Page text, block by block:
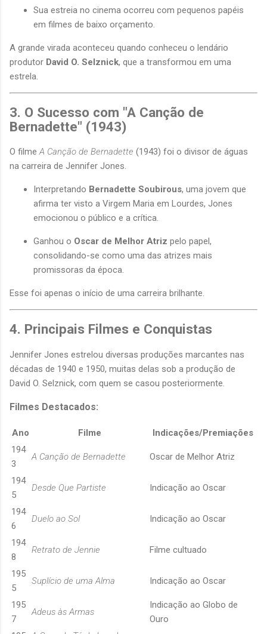
Sua estreia no cinema ocorreu com pequenos papéis
em filmes de baixo orçamento.
A grande virada aconteceu quando conheceu o lendário
produtor David O. Selznick, que a transformou em uma
estrela.
3. O Sucesso com "A Canção de
Bernadette" (1943)
O filmeA Canção de Bernadette (1943) foi o divisor de águas
na carreira de Jennifer Jones.
Interpretando Bernadette Soubirous, uma jovem que
afirma ter visto a Virgem Maria em Lourdes, Jones
emocionou o público e a crítica.
Ganhou o Oscar de Melhor Atriz pelo papel,
consolidando-se como uma das atrizes mais
promissoras da época.
Esse foi apenas o início de uma carreira brilhante.
4. Principais Filmes e Conquistas
Jennifer Jones estrelou diversas produções marcantes nas
décadas de 1940 e 1950, muitas delas sob a produção de
David O. Selznick, com quem se casou posteriormente.
Filmes Destacados:
Ano Filme
Indicações/Premiações
194
3
A Canção de Bernadette Oscar de Melhor Atriz
194
5
Desde Que Partiste Indicação ao Oscar
194
6
Duelo ao Sol Indicação ao Oscar
194
8
Retrato de Jennie Filme cultuado
195
5
Suplício de uma Alma Indicação ao Oscar
195
7
Adeus às Armas
Indicação ao Globo de
Ouro